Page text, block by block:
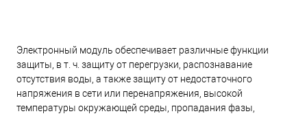
Электронный модуль обеспечивает различные функции
защиты, в т. ч. защиту от перегрузки, распознавание
отсутствия воды, а также защиту от недостаточного
напряжения в сети или перенапряжения, высокой
температуры окружающей среды, пропадания фазы,